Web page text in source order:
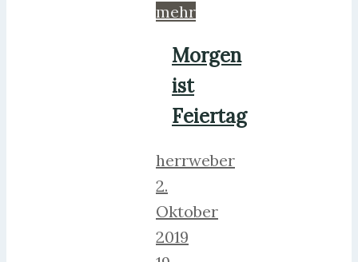
mehr
Morgen
ist
Feiertag
herrweber
2.
Oktober
2019